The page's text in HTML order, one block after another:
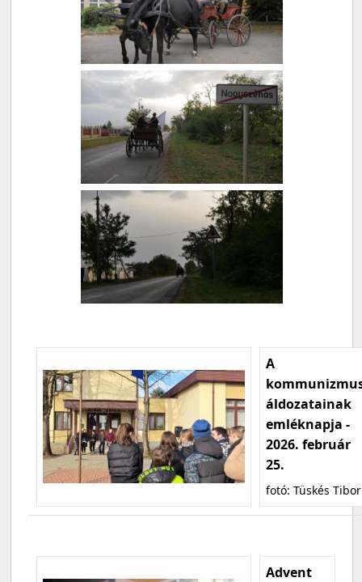
A
áldozatainak
emléknapja -
2026. február
25.
fotó: Tüskés Tibor
Advent